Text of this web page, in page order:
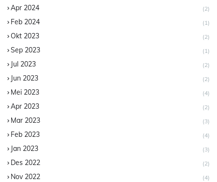
Apr 2024 (2)
Feb 2024 (1)
Okt 2023 (2)
Sep 2023 (1)
Jul 2023 (2)
Jun 2023 (2)
Mei 2023 (4)
Apr 2023 (2)
Mar 2023 (3)
Feb 2023 (4)
Jan 2023 (3)
Des 2022 (2)
Nov 2022 (4)